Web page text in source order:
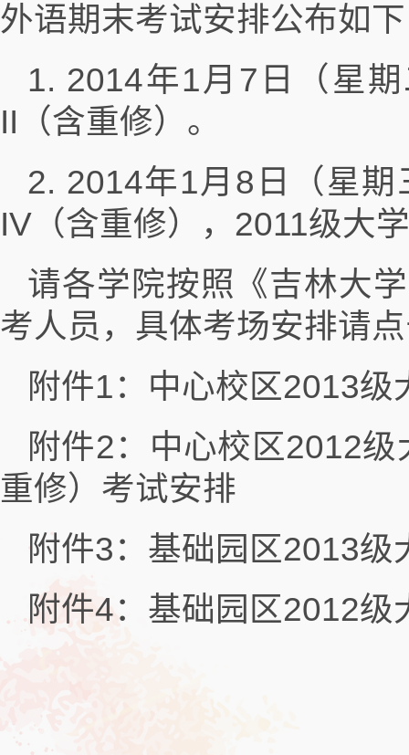
外语期末考试安排公布如
1. 2014年1月7日（星
II（含重修）。
2. 2014年1月8日（星
IV（含重修），2011级大
请各学院按照《吉林大
考人员，具体考场安排请
附件1：中心校区2013
附件2：中心校区2012
重修）考试安排
附件3：基础园区2013
附件4：基础园区2012